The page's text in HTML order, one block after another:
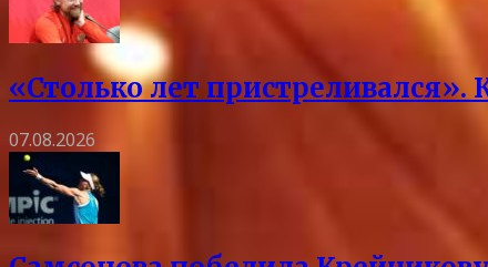
«Столько лет
07.08.2026